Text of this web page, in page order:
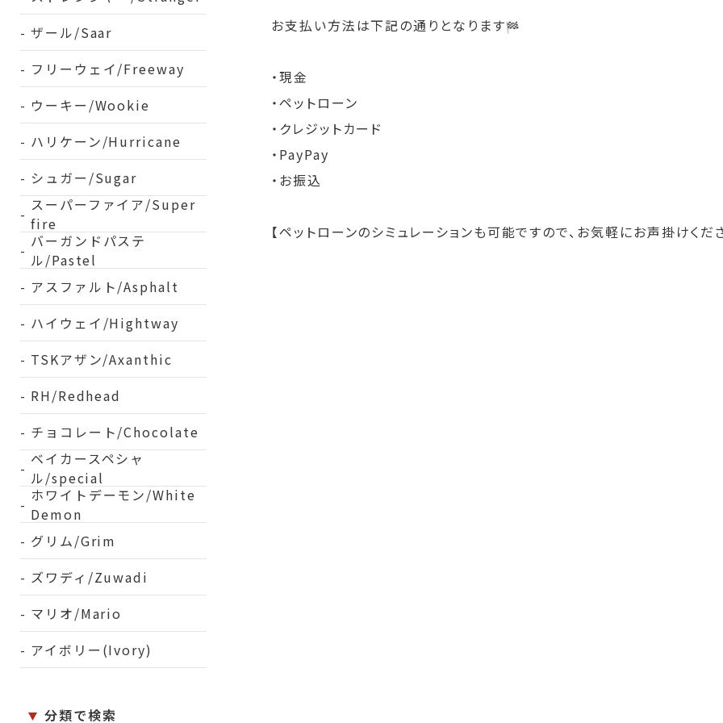
ザール/Saar
フリーウェイ/Freeway
ウーキー/Wookie
ハリケーン/Hurricane
シュガー/Sugar
スーパーファイア/Super
fire
バーガンドパステ
ル/Pastel
アスファルト/Asphalt
ハイウェイ/Hightway
TSKアザン/Axanthic
RH/Redhead
チョコレート/Chocolate
ベイカースペシャ
ル/special
ホワイトデーモン/White
Demon
グリム/Grim
ズワディ/Zuwadi
マリオ/Mario
アイボリー(Ivory)
分類で検索
お支払い方法は下記の通りとなります
・現金
・ペットローン
・クレジットカード
・PayPay
・お振込
【ペットローンのシミュレーションも可能ですので、 お気軽にお声掛けくだ